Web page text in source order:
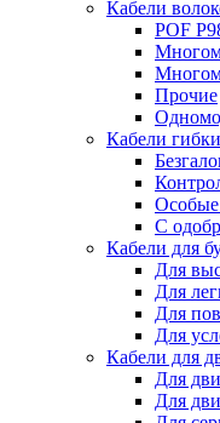
Кабели
POF
Прочие
Кабели
Особые
С
Кабели для
Для
Для
Для
Для
Кабели для
Для
Для